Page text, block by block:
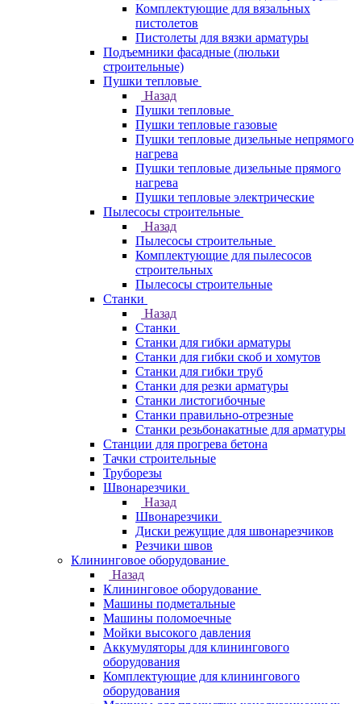
Комплектующие для вязальных
пистолетов
Пистолеты для вязки арматуры
Подъемники фасадные (люльки
строительные)
Пушки тепловые
Назад
Пушки тепловые
Пушки тепловые газовые
Пушки тепловые дизельные непрямого
нагрева
Пушки тепловые дизельные прямого
нагрева
Пушки тепловые электрические
Пылесосы строительные
Назад
Пылесосы строительные
Комплектующие для пылесосов
строительных
Пылесосы строительные
Станки
Назад
Станки
Станки для гибки арматуры
Станки для гибки скоб и хомутов
Станки для гибки труб
Станки для резки арматуры
Станки листогибочные
Станки правильно-отрезные
Станки резьбонакатные для арматуры
Станции для прогрева бетона
Тачки строительные
Труборезы
Швонарезчики
Назад
Швонарезчики
Диски режущие для швонарезчиков
Резчики швов
Клининговое оборудование
Назад
Клининговое оборудование
Машины подметальные
Машины поломоечные
Мойки высокого давления
Аккумуляторы для клинингового
оборудования
Комплектующие для клинингового
оборудования